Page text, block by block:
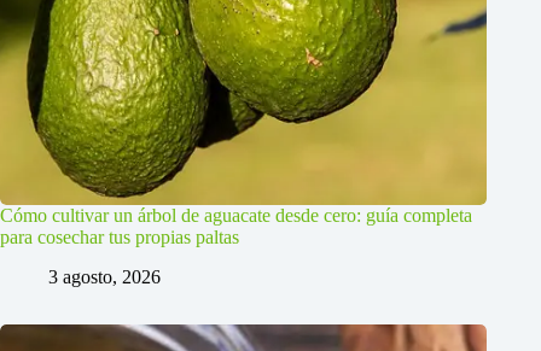
Cómo cultivar un árbol de aguacate desde cero: guía completa
para cosechar tus propias paltas
3 agosto, 2026